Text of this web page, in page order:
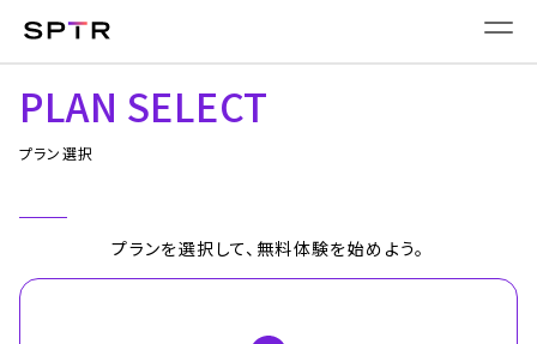
PLAN SELECT
プラン選択
プランを選択して、無料体験を始めよう。